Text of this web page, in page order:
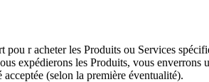
r acheter les Produits ou Services
expédierons les Produits, vous enverrons
(selon la première éventualité).